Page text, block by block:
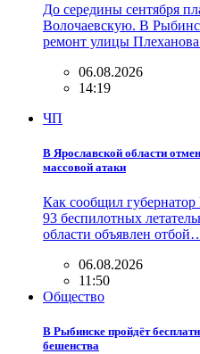
До середины сентября
Волочаевскую. В
ремонт улицы
06.08.2026
14:19
ЧП
В Ярославской области
массовой атаки
Как сообщил
93 беспилотных
области объявлен
06.08.2026
11:50
Общество
В Рыбинске пройдёт
бешенства